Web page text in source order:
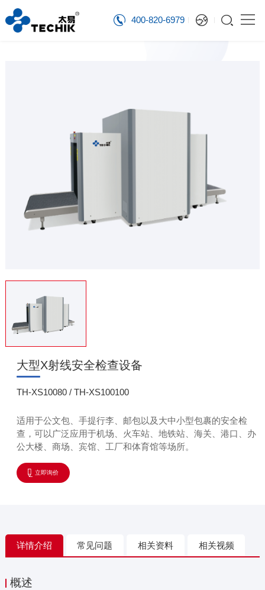
400-820-6979
大型X射线安全检查设备
TH-XS10080 / TH-XS100100
适用于公文包、手提行李、邮包以及大中小型包裹的安全检
查，可以广泛应用于机场、火车站、地铁站、海关、港口、办
公大楼、商场、宾馆、工厂和体育馆等场所。
立即询价
详情介绍 常见问题 相关资料 相关视频
概述